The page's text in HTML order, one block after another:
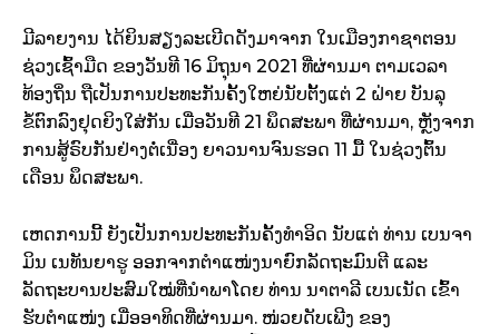
ມີລາຍງານ ໄດ້ຍິນສຽງລະເບີດດັງມາຈາກ ໃນເມືອງກາຊາຕອນ
ຊ່ວງເຊົ້າມືດ ຂອງວັນທີ 16 ມິຖຸນາ 2021 ທີ່ຜ່ານມາ ຕາມເວລາ
ທ້ອງຖິ່ນ ຖືເປັນການປະທະກັນຄັ້ງໃຫຍ່ນັບຕັ້ງແຕ່ 2 ຝ່າຍ ບັນລຸ
ຂໍ້ຕົກລົງຢຸດຍິງໃສ່ກັນ ເມື່ອວັນທີ 21 ພຶດສະພາ ທີ່ຜ່ານມາ, ຫຼັງຈາກ
ການສູ້ຣົບກັນຢ່າງຕໍ່ເນື່ອງ ຍາວນານຈົນຮອດ 11 ມື້ ໃນຊ່ວງຕົ້ນ
ເດືອນ ພຶດສະພາ.
ເຫດການນີ້ ຍັງເປັນການປະທະກັນຄັ້ງທຳອິດ ນັບແຕ່ ທ່ານ ເບນຈາ
ມິນ ເນທັນຍາຮູ ອອກຈາກຕຳແໜ່ງນາຍົກລັດຖະມົນຕີ ແລະ
ລັດຖະບານປະສົມໃໝ່ທີ່ນຳພາໂດຍ ທ່ານ ນາຕາລີ ເບນເນັດ ເຂົ້າ
ຮັບຕຳແໜ່ງ ເມື່ອອາທິດທີ່ຜ່ານມາ. ໜ່ວຍດັບເພີງ ຂອງ